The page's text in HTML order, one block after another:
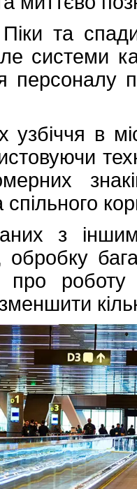
та спади
системи
персоналу
узбіччя в
спільного
з
обробку
про